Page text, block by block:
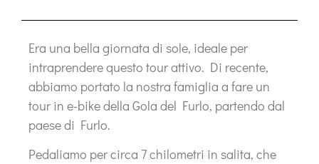
Era una bella giornata di sole, ideale per
intraprendere questo tour attivo. Di recente,
abbiamo portato la nostra famiglia a fare un
tour in e-bike della Gola del Furlo, partendo dal
paese di Furlo.
Pedaliamo per circa 7 chilometri in salita, che